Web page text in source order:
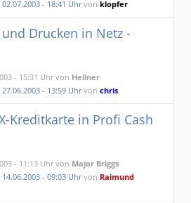
02.07.2003 - 18:41 Uhrvonklopfer
Drucken in Netz -
- 15:31 Uhr von Hellner
27.06.2003 - 13:59 Uhrvonchris
Kreditkarte in Profi Cash
- 11:13 Uhr von Major Briggs
14.06.2003 - 09:03 Uhrvon Raimund